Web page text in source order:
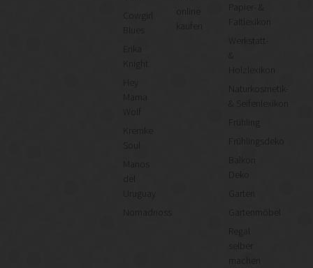
Cowgirl
Knight
Mama
Wolf
Kremke
Manos
Uruguay
Nomadnoss
kaufen
Papier- &
Faltlexikon
Werkstatt-
&
Holzlexikon
Naturkosmetik-
& Seifenlexikon
Frühling
Frühlingsdeko
Deko
Garten
Gartenmöbel
Regal